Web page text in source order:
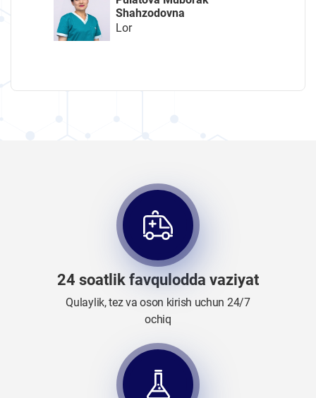
Shahzodovna
Lor
24 soatlik favqulodda vaziyat
Qulaylik, tez va oson kirish uchun 24/7
ochiq